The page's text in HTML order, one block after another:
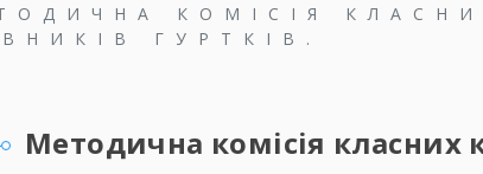
КОМІСІЯ
ГУРТКІВ.
Методична комісія класних